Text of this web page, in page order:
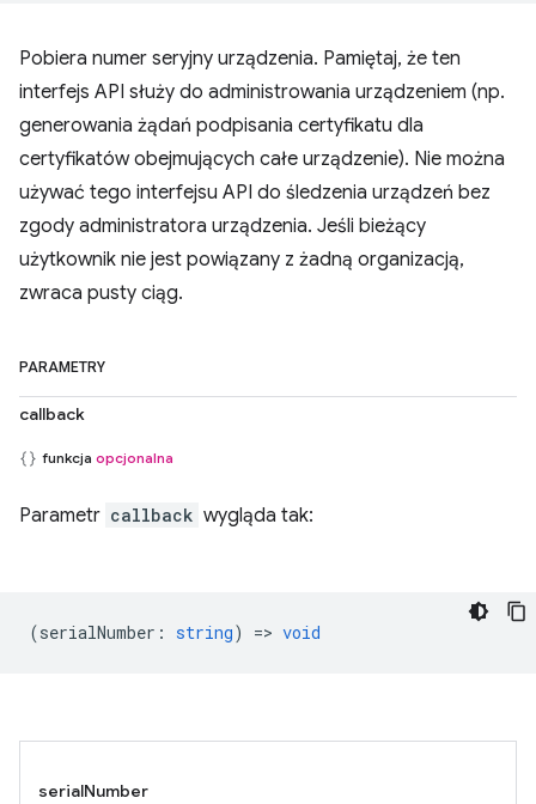
Pobiera numer seryjny urządzenia. Pamiętaj, że ten
interfejs API służy do administrowania urządzeniem (np.
generowania żądań podpisania certyfikatu dla
certyfikatów obejmujących całe urządzenie). Nie można
używać tego interfejsu API do śledzenia urządzeń bez
zgody administratora urządzenia. Jeśli bieżący
użytkownik nie jest powiązany z żadną organizacją,
zwraca pusty ciąg.
PARAMETRY
callback
funkcja opcjonalna
Parametr callback wygląda tak:
(serialNumber : string) => void
serialNumber